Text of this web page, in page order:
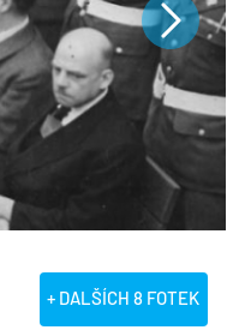
+ DALŠÍCH 8 FOTEK